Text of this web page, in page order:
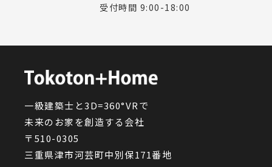
受付時間 9:00-18:00
一級建築士と3D=360°VRで
未来のお家を創造する会社
〒510-0305
三重県津市河芸町中別保171番地